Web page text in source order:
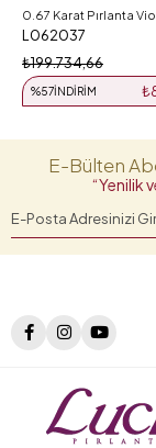
L062037
%57İNDIRIM
₺199.734,66
E-Bülten
“Yenilik